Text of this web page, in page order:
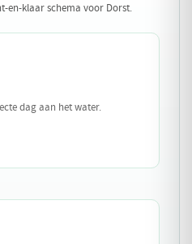
en-klaar schema voor Dorst.
dag aan het water.